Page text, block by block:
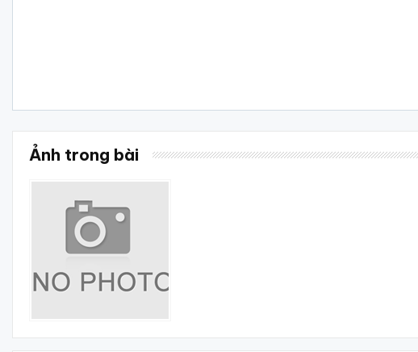
Ảnh trong bài